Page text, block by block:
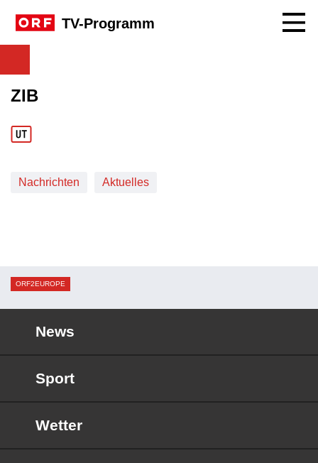
TV-Programm
ZIB
Nachrichten Aktuelles
ORF2EUROPE
News
Sport
Wetter